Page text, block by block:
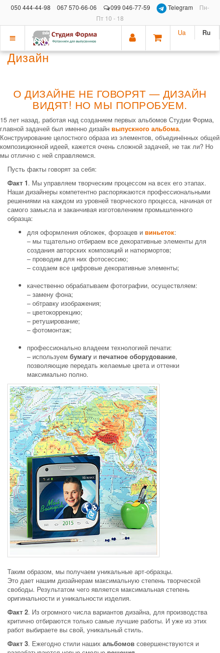
050 444-44-98 067 570-66-06 099 046-77-59 Telegram
Пн-
Пт 10 - 18
Показать
меню
Ua Ru
Дизайн
О ДИЗАЙНЕ НЕ ГОВОРЯТ — ДИЗАЙН
ВИДЯТ! НО МЫ ПОПРОБУЕМ.
15 лет назад, работая над созданием первых альбомов Студии Форма,
главной задачей был именно дизайн выпускного альбома.
Конструирование целостного образа из элементов, объединённых общей
композиционной идеей, кажется очень сложной задачей, не так ли? Но
мы отлично с ней справляемся.
Пусть факты говорят за себя:
Факт 1. Мы управляем творческим процессом на всех его этапах.
Наши дизайнеры компетентно распоряжаются профессиональными
решениями на каждом из уровней творческого процесса, начиная от
самого замысла и заканчивая изготовлением промышленного
образца:
для оформления обложек, форзацев и виньеток:
– мы тщательно отбираем все декоративные элементы для
создания авторских композиций и натюрмортов;
– проводим для них фотосессию;
– создаем все цифровые декоративные элементы;
качественно обрабатываем фотографии, осуществляем:
– замену фона;
– обтравку изображения;
– цветокоррекцию;
– ретуширование;
– фотомонтаж;
профессионально владеем технологией печати:
– используем бумагу и печатное оборудование,
позволяющие передать желаемые цвета и оттенки
максимально полно.
Таким образом, мы получаем уникальные арт-образцы.
Это дает нашим дизайнерам максимальную степень творческой
свободы. Результатом чего является максимальная степень
оригинальности и уникальности изделия.
Факт 2. Из огромного числа вариантов дизайна, для производства
критично отбираются только самые лучшие работы. И уже из этих
работ выбираете вы свой, уникальный стиль.
Факт 3. Ежегодно стили наших альбомов совершенствуются и